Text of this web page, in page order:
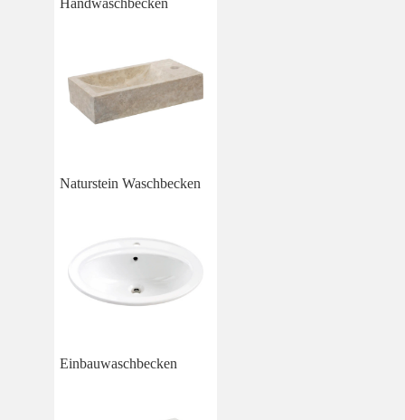
Handwaschbecken
Naturstein Waschbecken
Einbauwaschbecken